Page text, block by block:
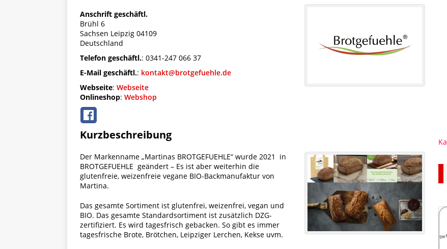
Anschrift geschäftl.
Brühl 6
Sachsen Leipzig 04109
Deutschland
Telefon geschäftl.: 0341-247 066 37
E-Mail geschäftl.: kontakt@brotgefuehle.de
Webseite: Webseite
Onlineshop: Webshop
Kurzbeschreibung
Der Markenname „Martinas BROTGEFUEHLE“ wurde 2021 in
BROTGEFUEHLE geändert – Es ist aber weiterhin die
glutenfreie, weizenfreie vegane BIO-Backmanufaktur von
Martina.
Das gesamte Sortiment ist glutenfrei, weizenfrei, vegan und
BIO. Das gesamte Standardsortiment ist zusätzlich DZG-
zertifiziert. Es wird tagesfrisch gebacken. So gibt es immer
tagesfrische Brote, Brötchen, Leipziger Lerchen, Kekse uvm.